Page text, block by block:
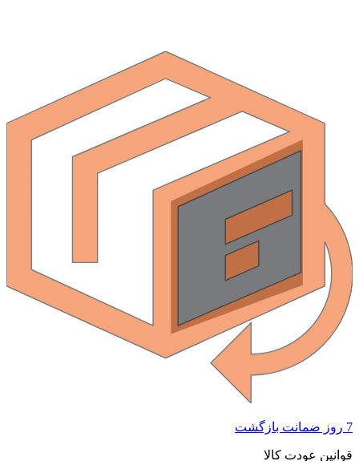
7 روز ضمانت بازگشت
قوانین عودت کالا